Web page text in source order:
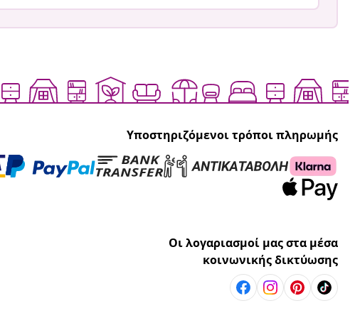
Υποστηριζόμενοι τρόποι πληρωμής
Οι λογαριασμοί μας στα μέσα
κοινωνικής δικτύωσης